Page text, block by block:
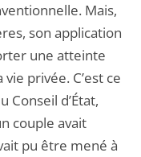
Mais,
son application
une atteinte
privée. C’est ce
Conseil d’État,
couple avait
pu être mené à